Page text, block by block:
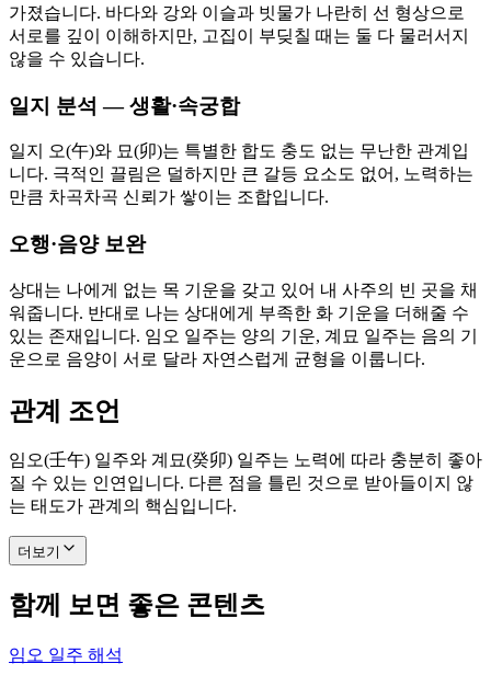
가졌습니다. 바다와 강와 이슬과 빗물가 나란히 선 형상으로
서로를 깊이 이해하지만, 고집이 부딪칠 때는 둘 다 물러서지
않을 수 있습니다.
일지 분석 — 생활·속궁합
일지 오(午)와 묘(卯)는 특별한 합도 충도 없는 무난한 관계입
니다. 극적인 끌림은 덜하지만 큰 갈등 요소도 없어, 노력하는
만큼 차곡차곡 신뢰가 쌓이는 조합입니다.
오행·음양 보완
상대는 나에게 없는 목 기운을 갖고 있어 내 사주의 빈 곳을 채
워줍니다. 반대로 나는 상대에게 부족한 화 기운을 더해줄 수
있는 존재입니다. 임오 일주는 양의 기운, 계묘 일주는 음의 기
운으로 음양이 서로 달라 자연스럽게 균형을 이룹니다.
관계 조언
임오(壬午) 일주와 계묘(癸卯) 일주는 노력에 따라 충분히 좋아
질 수 있는 인연입니다. 다른 점을 틀린 것으로 받아들이지 않
는 태도가 관계의 핵심입니다.
더보기
함께 보면 좋은 콘텐츠
임오 일주 해석